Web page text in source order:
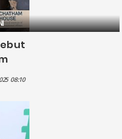
dan
di
08:10